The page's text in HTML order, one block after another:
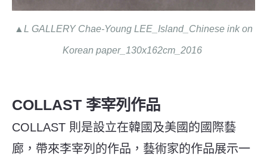
▲L GALLERY Chae-Young LEE_Island_Chinese ink on
Korean paper_130x162cm_2016
COLLAST 李宰列作品
COLLAST 則是設立在韓國及美國的國際藝
廊，帶來李宰列的作品，藝術家的作品展示一